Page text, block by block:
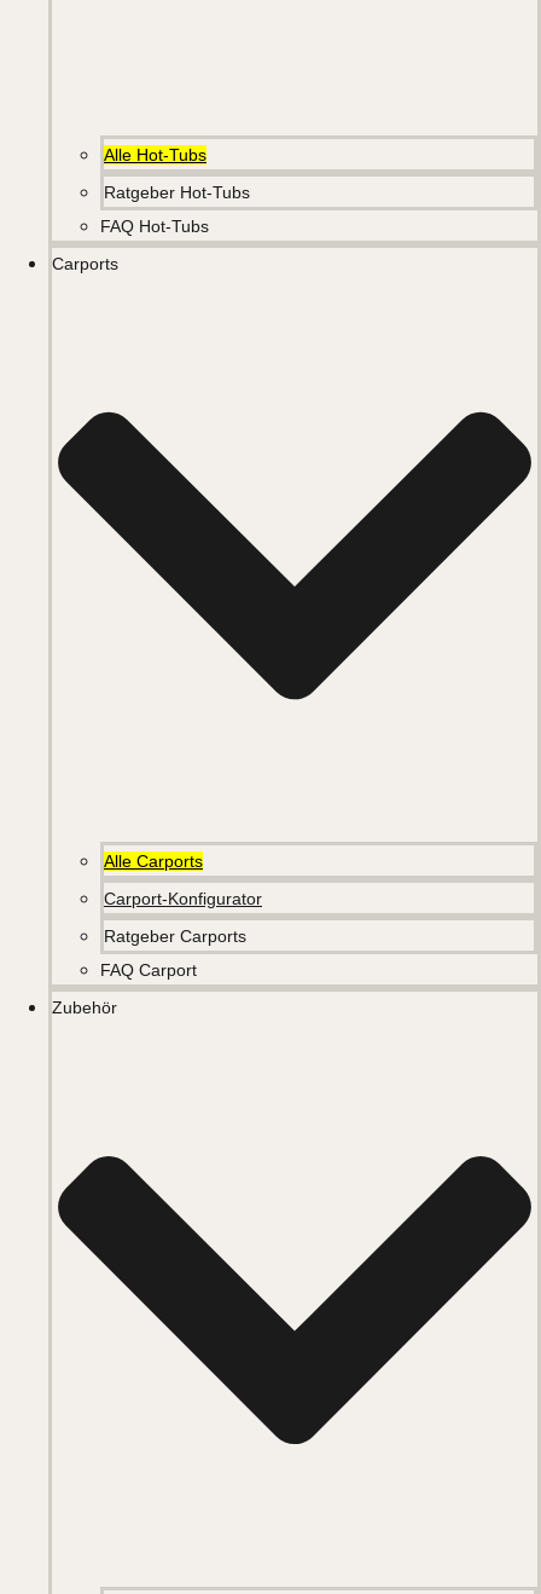
Alle Hot-Tubs
Ratgeber Hot-Tubs
FAQ Hot-Tubs
Carports
Alle Carports
Carport-Konfigurator
Ratgeber Carports
FAQ Carport
Zubehör